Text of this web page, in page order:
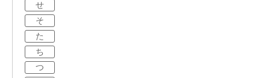
せ
そ
た
ち
つ